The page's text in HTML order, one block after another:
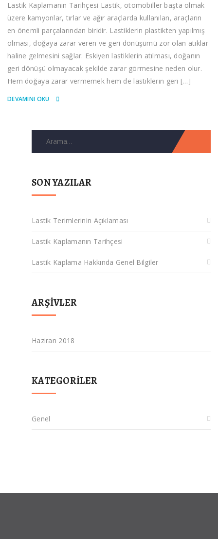
Lastik Kaplamanın Tarihçesi Lastik, otomobiller başta olmak
üzere kamyonlar, tırlar ve ağır araçlarda kullanılan, araçların
en önemli parçalarından biridir. Lastiklerin plastikten yapılmış
olması, doğaya zarar veren ve geri dönüşümü zor olan atıklar
haline gelmesini sağlar. Eskiyen lastiklerin atılması, doğanın
geri dönüşü olmayacak şekilde zarar görmesine neden olur.
Hem doğaya zarar vermemek hem de lastiklerin geri […]
DEVAMINI OKU
SON YAZILAR
Lastik Terimlerinin Açıklaması
Lastik Kaplamanın Tarihçesi
Lastik Kaplama Hakkında Genel Bilgiler
ARŞIVLER
Haziran 2018
KATEGORILER
Genel